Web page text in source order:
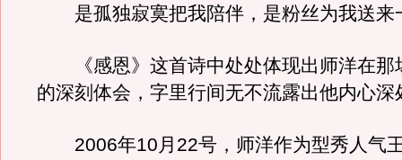
是孤独寂寞把我陪伴，是粉丝为我送来
《感恩》这首诗中处处体现出师洋在那
的深刻体会，字里行间无不流露出他内心深
2006年10月22号，师洋作为型秀人气